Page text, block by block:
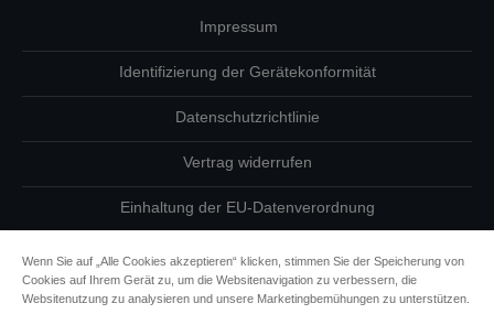
Impressum
Identifizierung der Gerätekonformität
Datenschutzrichtlinie
Vertrag widerrufen
Einhaltung der EU-Datenverordnung
Informationen zu Cookies
Wenn Sie auf „Alle Cookies akzeptieren“ klicken, stimmen Sie der Speicherung von
Cookies auf Ihrem Gerät zu, um die Websitenavigation zu verbessern, die
Websitenutzung zu analysieren und unsere Marketingbemühungen zu unterstützen.